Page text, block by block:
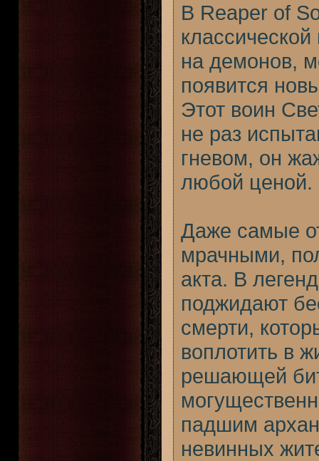
В Reaper of
на демонов,
появится
Этот воин
не раз
гневом, он
любой ценой.
Даже самые
мрачными,
акта. В
поджидают
смерти,
воплотить в
решающей
падшим
невинных